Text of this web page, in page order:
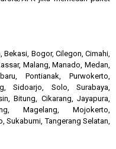
Bogor, Cilegon, Cimahi,
Malang, Manado, Medan,
Pontianak, Purwokerto,
Sidoarjo, Solo, Surabaya,
Bitung, Cikarang, Jayapura,
Magelang, Mojokerto,
Sukabumi, Tangerang Selatan,